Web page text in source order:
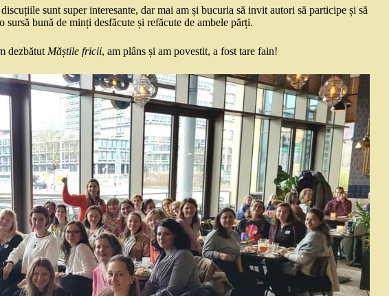
sunt super interesante, dar mai am și bucuria să invit autori să participe și să
bună de minți desfăcute și refăcute de ambele părți.
dezbătut Măștile fricii, am plâns și am povestit, a fost tare fain!